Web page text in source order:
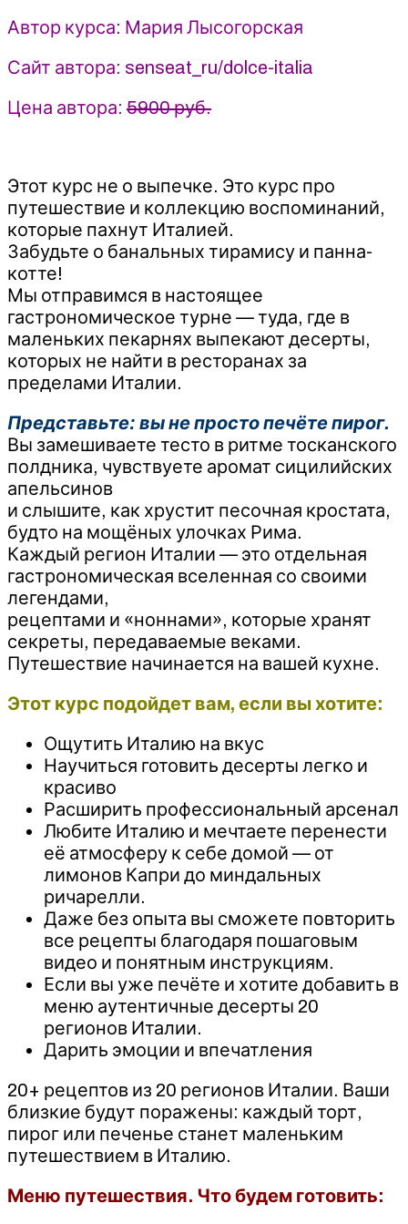
Лысогорская
Кулинарная
школа
SensЕat
Автор курса: Мария Лысогорская
Сайт автора: senseat_ru/dolce-italia
Цена автора: 5900 руб.
Этот курс не о выпечке. Это курс про
путешествие и коллекцию воспоминаний,
которые пахнут Италией.
Забудьте о банальных тирамису и панна-
котте!
Мы отправимся в настоящее
гастрономическое турне — туда, где в
маленьких пекарнях выпекают десерты,
которых не найти в ресторанах за
пределами Италии.
Представьте: вы не просто печёте пирог.
Вы замешиваете тесто в ритме тосканского
полдника, чувствуете аромат сицилийских
апельсинов
и слышите, как хрустит песочная кростата,
будто на мощёных улочках Рима.
Каждый регион Италии — это отдельная
гастрономическая вселенная со своими
легендами,
рецептами и «ноннами», которые хранят
секреты, передаваемые веками.
Путешествие начинается на вашей кухне.
Этот курс подойдет вам, если вы хотите:
Ощутить Италию на вкус
Научиться готовить десерты легко и
красиво
Расширить профессиональный арсенал
Любите Италию и мечтаете перенести
её атмосферу к себе домой — от
лимонов Капри до миндальных
ричарелли.
Даже без опыта вы сможете повторить
все рецепты благодаря пошаговым
видео и понятным инструкциям.
Если вы уже печёте и хотите добавить в
меню аутентичные десерты 20
регионов Италии.
Дарить эмоции и впечатления
20+ рецептов из 20 регионов Италии. Ваши
близкие будут поражены: каждый торт,
пирог или печенье станет маленьким
путешествием в Италию.
Меню путешествия. Что будем готовить: